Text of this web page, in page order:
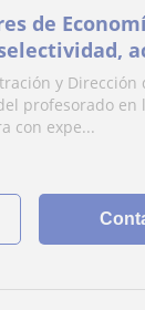
de
superior
y Dirección
profesorado en
con expe...